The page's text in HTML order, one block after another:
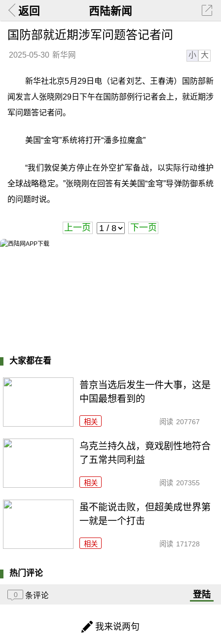
返回 西陆新闻
国防部就近期涉军问题答记者问
2025-05-30 新华网 小 大
新华社北京5月29日电（记者刘艺、王春涛）国防部新
闻发言人张晓刚29日下午在国防部例行记者会上，就近期涉
军问题答记者问。
美国“金穹”系统将打开“潘多拉魔盒”
“我们敦促美方停止在外空扩军备战，以实际行动维护
全球战略稳定。”张晓刚在回答有关美国“金穹”导弹防御系统
的问题时说。
上一页 下一页
大家都在看
普京当选后发生一件大事，这是
中国最想看到的
相关 阅读 207767
乌克兰持久战，竟戏剧性地符合
了五常共同利益
相关 阅读 207355
虽不能说击败，但超美成世界第
一就是一个打击
相关 阅读 171728
热门评论
0 条评论 登陆
我来说两句